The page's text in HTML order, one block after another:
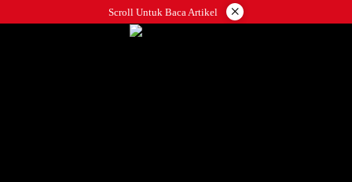
ke
Scroll Untuk Baca Artikel ×